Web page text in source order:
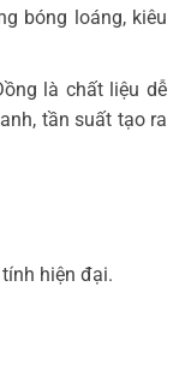
bóng loáng, kiêu
là chất liệu dễ
tần suất tạo ra
hiện đại.